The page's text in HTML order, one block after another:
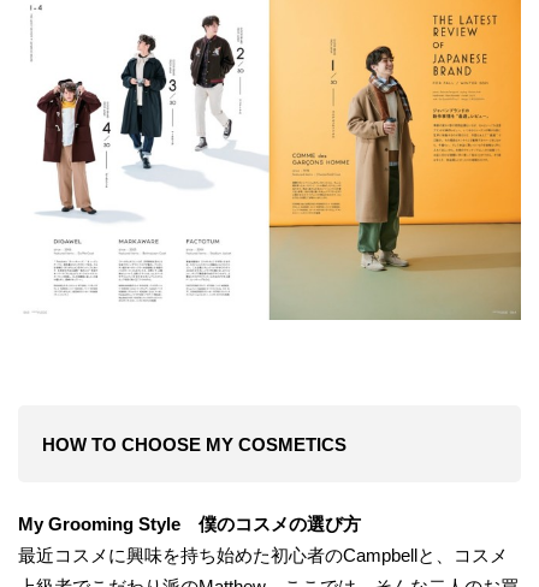
HOW TO CHOOSE MY COSMETICS
My Grooming Style 僕のコスメの選び方
最近コスメに興味を持ち始めた初心者のCampbellと、コスメ